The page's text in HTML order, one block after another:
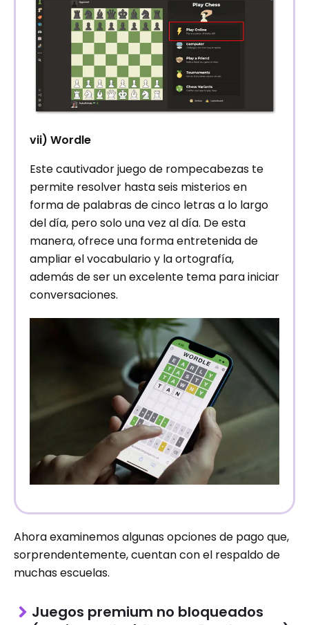
vii) Wordle
Este cautivador juego de rompecabezas te
permite resolver hasta seis misterios en
forma de palabras de cinco letras a lo largo
del día, pero solo una vez al día. De esta
manera, ofrece una forma entretenida de
ampliar el vocabulario y la ortografía,
además de ser un excelente tema para iniciar
conversaciones.
Ahora examinemos algunas opciones de pago que,
sorprendentemente, cuentan con el respaldo de
muchas escuelas.
Juegos premium no bloqueados